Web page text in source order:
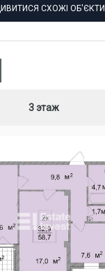
СХОЖІ ОБ'ЄКТИ
3 этаж